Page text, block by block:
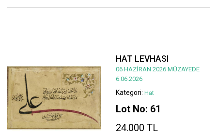
HAT LEVHASI
06 HAZİRAN 2026 MÜZAYEDE
6.06.2026
Kategori: Hat
Lot No: 61
24.000 TL